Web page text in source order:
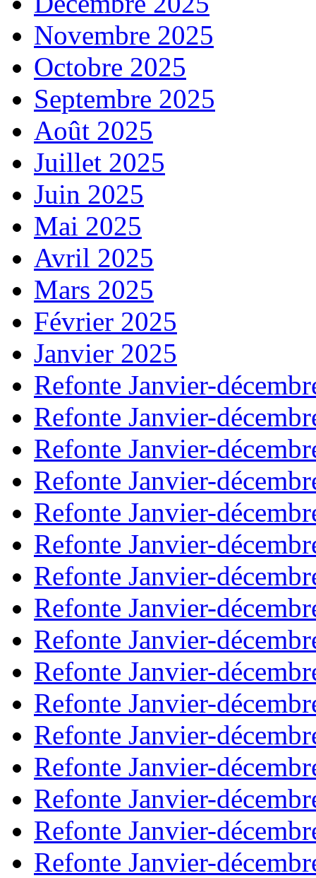
Novembre 2025
Octobre 2025
Septembre 2025
Août 2025
Juillet 2025
Juin 2025
Mai 2025
Avril 2025
Mars 2025
Février 2025
Janvier 2025
Refonte Janvier-
Refonte Janvier-
Refonte Janvier-
Refonte Janvier-
Refonte Janvier-
Refonte Janvier-
Refonte Janvier-
Refonte Janvier-
Refonte Janvier-
Refonte Janvier-
Refonte Janvier-
Refonte Janvier-
Refonte Janvier-
Refonte Janvier-
Refonte Janvier-
Refonte Janvier-